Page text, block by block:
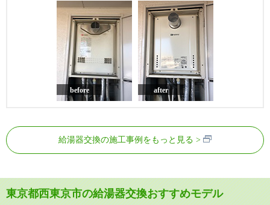
before after
給湯器交換の施工事例をもっと見る
東京都西東京市の給湯器交換おすすめモデル